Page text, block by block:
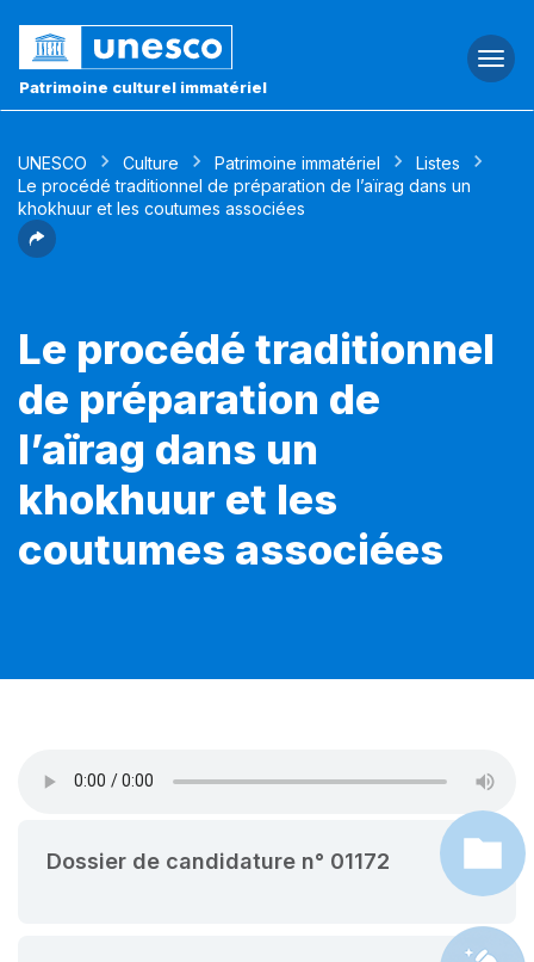
Patrimoine culturel immatériel
UNESCO Culture Patrimoine immatériel
Listes
Le procédé traditionnel de préparation de l’aïrag dans un
khokhuur et les coutumes associées
Le procédé traditionnel
de préparation de
l’aïrag dans un
khokhuur et les
coutumes associées
Dossier de candidature n° 01172